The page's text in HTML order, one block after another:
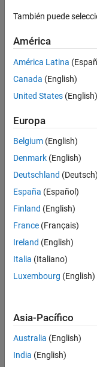
También puede
América
América Latina
Canada (English)
United States (English)
Europa
Belgium (English)
Denmark (English)
Deutschland (Deutsch)
España (Español)
Finland (English)
France (Français)
Ireland (English)
Italia (Italiano)
Luxembourg (English)
Asia-Pacífico
Australia (English)
India (English)
Centro de confianza
Política de privacidad
Información de
© 1994-2026 The